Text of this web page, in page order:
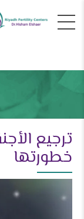
ترجيع
خطورتها